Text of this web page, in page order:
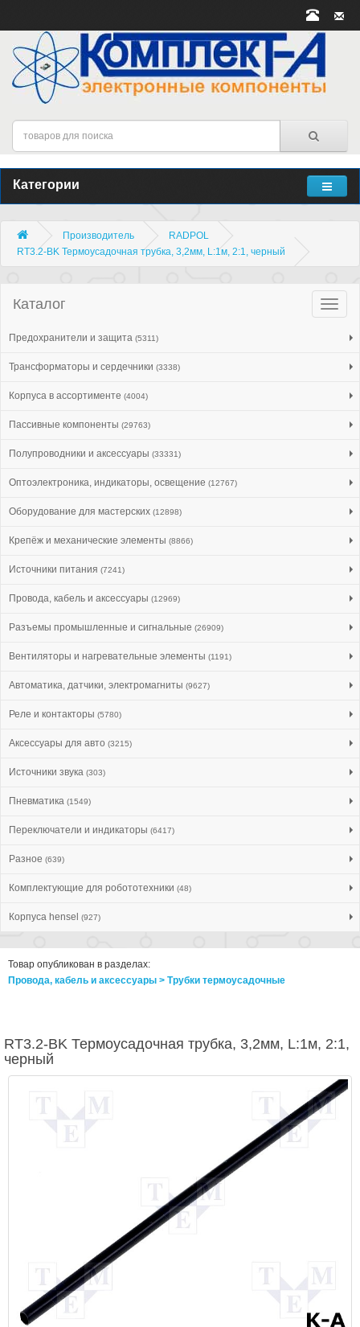
Категории
Производитель
RADPOL
RT3.2-BK Термоусадочная трубка, 3,2мм, L:1м, 2:1, черный
Каталог
Предохранители и защита (5311)
Трансформаторы и сердечники (3338)
Корпуса в ассортименте (4004)
Пассивные компоненты (29763)
Полупроводники и аксессуары (33331)
Оптоэлектроника, индикаторы, освещение (12767)
Оборудование для мастерских (12898)
Крепёж и механические элементы (8866)
Источники питания (7241)
Провода, кабель и аксессуары (12969)
Разъемы промышленные и сигнальные (26909)
Вентиляторы и нагревательные элементы (1191)
Автоматика, датчики, электромагниты (9627)
Реле и контакторы (5780)
Аксессуары для авто (3215)
Источники звука (303)
Пневматика (1549)
Переключатели и индикаторы (6417)
Разное (639)
Комплектующие для робототехники (48)
Корпуса hensel (927)
Товар опубликован в разделах:
Провода, кабель и аксессуары > Трубки термоусадочные
RT3.2-BK Термоусадочная трубка, 3,2мм, L:1м, 2:1,
черный